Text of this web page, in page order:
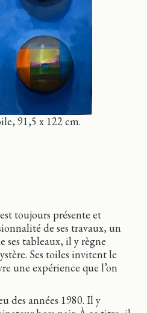
91,5 x 122 cm.
toujours présente et
de ses travaux, un
ses tableaux, il y règne
Ses toiles invitent le
une expérience que l’on
des années 1980. Il y